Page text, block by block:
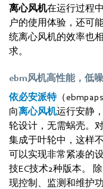
离心风机在运行过程
户的使用体验，还可
统离心风机的效率也
求。
ebm风机高性能，低
依必安派特（
向离心风机运行安静
轮设计，无需蜗壳。
集成于叶轮中，这样
可以实现非常紧凑的
技EC技术2种版本。
现控制、监测和维护